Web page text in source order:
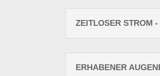
ZEITLOSER STROM
ERHABENER